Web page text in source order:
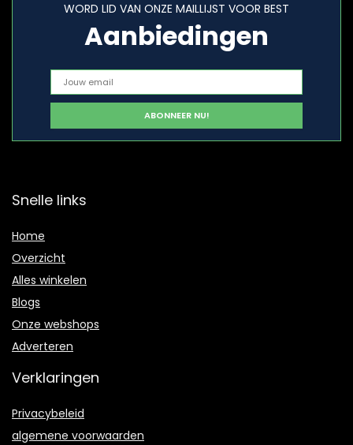
WORD LID VAN ONZE MAILLIJST VOOR BEST
Aanbiedingen
Snelle links
Home
Overzicht
Alles winkelen
Blogs
Onze webshops
Adverteren
Verklaringen
Privacybeleid
algemene voorwaarden